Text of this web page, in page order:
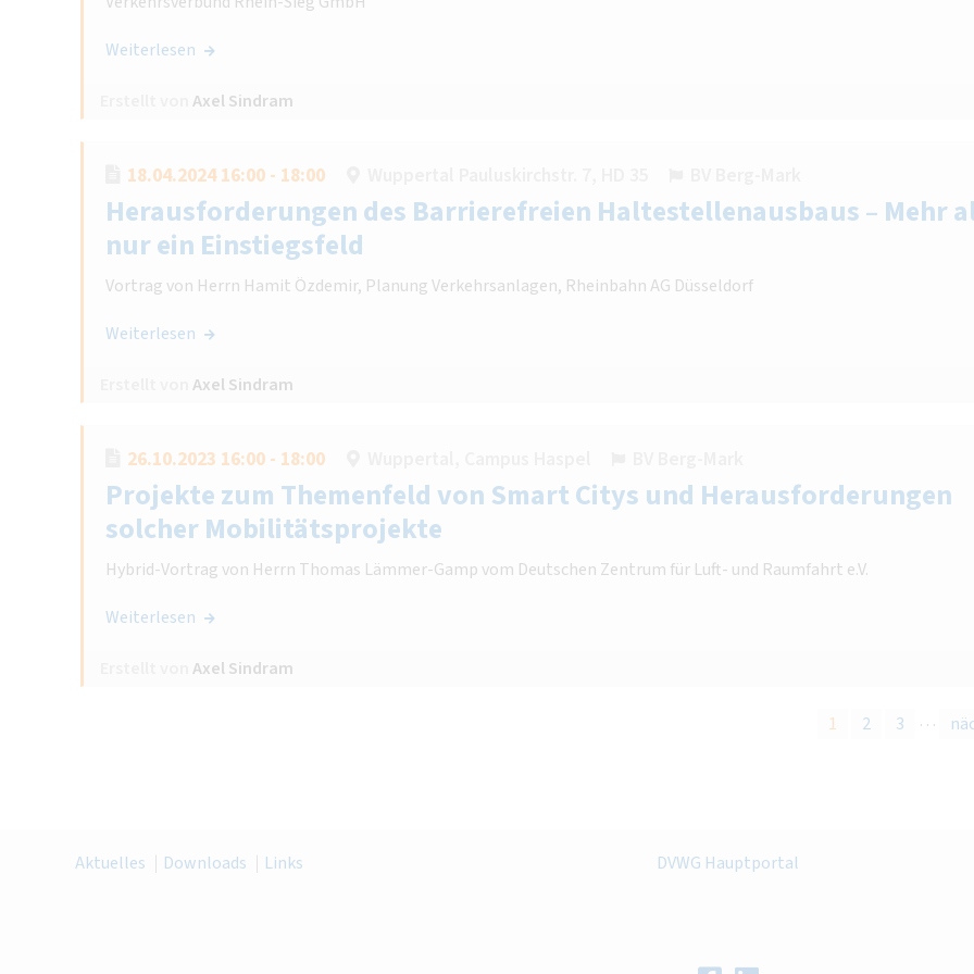
Weiterlesen
Axel Sindram
18.04.2024 16:00 - 18:00
Herausforderungen des Barrierefreien Haltestellenausbaus – Mehr
nur ein Einstiegsfeld
Vortrag von Herrn Hamit Özdemir, Planung Verkehrsanlagen, Rheinbahn AG Düsseldorf
Weiterlesen
Axel Sindram
26.10.2023 16:00 - 18:00
Projekte zum Themenfeld von Smart Citys und Herausforderungen
solcher Mobilitätsprojekte
Hybrid-Vortrag von Herrn Thomas Lämmer-Gamp vom Deutschen Zentrum für Luft- und Raumfahrt e.V.
Weiterlesen
Axel Sindram
1 2 3 …
Aktuelles Downloads Links DVWG Hauptportal